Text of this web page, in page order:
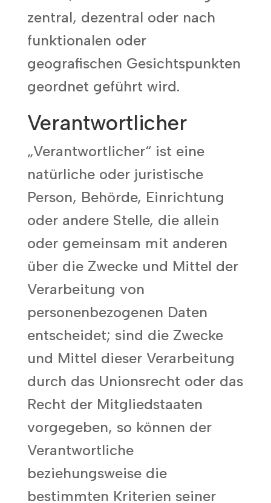
zentral, dezentral oder nach
funktionalen oder
geografischen Gesichtspunkten
geordnet geführt wird.
Verantwortlicher
„Verantwortlicher“ ist eine
natürliche oder juristische
Person, Behörde, Einrichtung
oder andere Stelle, die allein
oder gemeinsam mit anderen
über die Zwecke und Mittel der
Verarbeitung von
personenbezogenen Daten
entscheidet; sind die Zwecke
und Mittel dieser Verarbeitung
durch das Unionsrecht oder das
Recht der Mitgliedstaaten
vorgegeben, so können der
Verantwortliche
beziehungsweise die
bestimmten Kriterien seiner